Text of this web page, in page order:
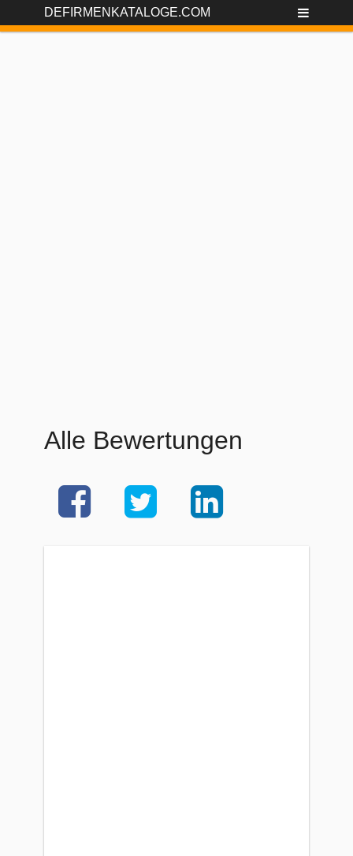
DEFIRMENKATALOGE.COM
Alle Bewertungen